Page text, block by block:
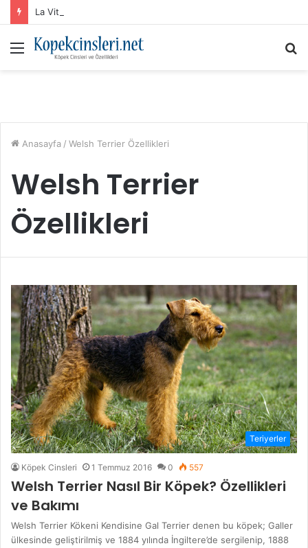
La Vital Köpek Maması: Sık Sorulan Sorular ve Cevaplar
Menü
Anasayfa / Welsh Terrier Özellikleri
Welsh Terrier
Özellikleri
Teriyerler
Köpek Cinsleri 1 Temmuz 2016 0 557
Welsh Terrier Nasıl Bir Köpek? Özellikleri
ve Bakımı
Welsh Terrier Kökeni Kendisine Gal Terrier denen bu köpek; Galler
ülkesinde geliştirilmiş ve 1884 yılında İngiltere’de sergilenip, 1888